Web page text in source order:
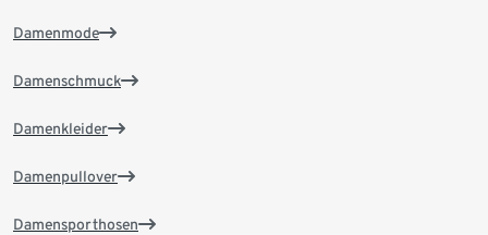
Damenmode
Damenschmuck
Damenkleider
Damenpullover
Damensporthosen